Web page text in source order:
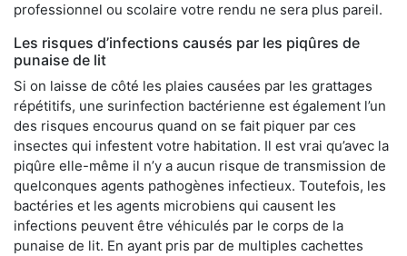
professionnel ou scolaire votre rendu ne sera plus pareil.
Les risques d’infections causés par les piqûres de
punaise de lit
Si on laisse de côté les plaies causées par les grattages
répétitifs, une surinfection bactérienne est également l’un
des risques encourus quand on se fait piquer par ces
insectes qui infestent votre habitation. Il est vrai qu’avec la
piqûre elle-même il n’y a aucun risque de transmission de
quelconques agents pathogènes infectieux. Toutefois, les
bactéries et les agents microbiens qui causent les
infections peuvent être véhiculés par le corps de la
punaise de lit. En ayant pris par de multiples cachettes